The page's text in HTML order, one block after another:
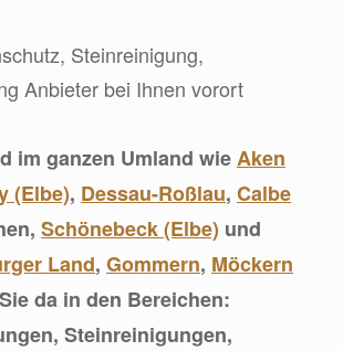
Steinreinigung,
Anbieter bei Ihnen vorort
im ganzen Umland wieAken
(Elbe), Dessau-Roßlau, Calbe
Schönebeck (Elbe) und
Land, Gommern, Möckern
da in den Bereichen:
Steinreinigungen,